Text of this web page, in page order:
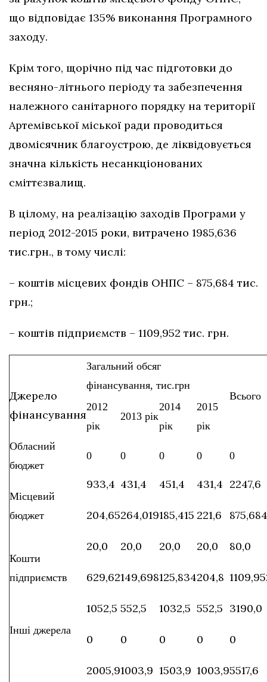
що відповідає 135% виконання Програмного
заходу.
Крім того, щорічно під час підготовки до
весняно-літнього періоду та забезпечення
належного санітарного порядку на території
Артемівської міської ради проводиться
двомісячник благоустрою, де ліквідовується
значна кількість несанкціонованих
сміттєзвалищ.
В цілому, на реалізацію заходів Програми у
період 2012-2015 роки, витрачено 1985,636
тис.грн., в тому числі:
– коштів місцевих фондів ОНПС – 875,684 тис.
грн.;
– коштів підприємств – 1109,952 тис. грн.
Джерело
фінансування
Загальний обсяг
фінансування, тис.грн
Всього
2012
рік
2013 рік
2014
рік
2015
рік
Обласний
бюджет
0 0 0 0 0
Місцевий
бюджет
933,4
204,65
431,4
264,019
451,4
185,415
431,4
221,6
2247,6
875,684
Кошти
підприємств
20,0
629,62
20,0
149,698
20,0
125,834
20,0
204,8
80,0
Інші джерела
1052,5
0
552,5
0
1032,5
0
552,5
0
3190,0
0
2005,91003,9 1503,9 1003,95517,6